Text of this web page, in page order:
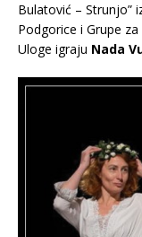
Bulatović – Strunjo”
Podgorice i Grupe
Uloge igraju Nada